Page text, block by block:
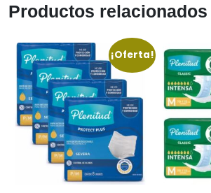
Productos relacionados
¡Oferta!